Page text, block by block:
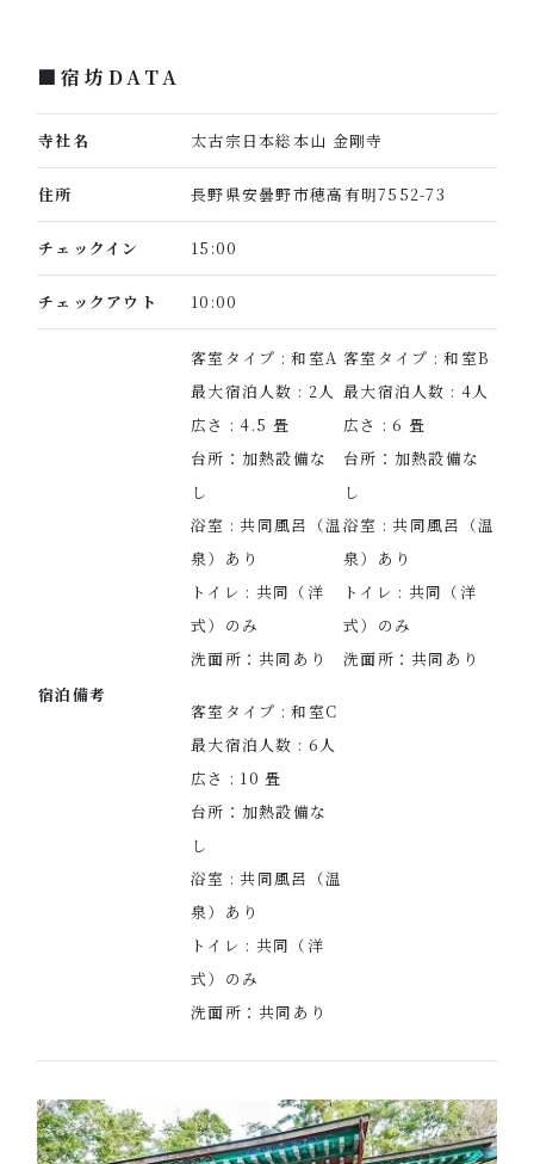
■宿坊DATA
寺社名 太古宗日本総本山 金剛寺
住所 長野県安曇野市穂高有明7552-73
チェックイン 15:00
チェックアウト 10:00
宿泊備考
客室タイプ : 和室A
最大宿泊人数 : 2人
広さ : 4.5 畳
台所：加熱設備な
し
浴室 : 共同風呂（温
泉）あり
トイレ : 共同（洋
式）のみ
洗面所：共同あり
客室タイプ : 和室B
最大宿泊人数 : 4人
広さ : 6 畳
台所：加熱設備な
し
浴室 : 共同風呂（温
泉）あり
トイレ : 共同（洋
式）のみ
洗面所：共同あり
客室タイプ : 和室C
最大宿泊人数 : 6人
広さ : 10 畳
台所：加熱設備な
し
浴室 : 共同風呂（温
泉）あり
トイレ : 共同（洋
式）のみ
洗面所：共同あり